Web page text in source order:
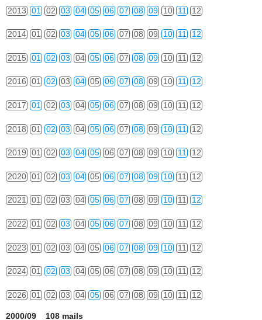
2013 01 02 03 04 05 06 07 08 09 10 11 12
2014 01 02 03 04 05 06 07 08 09 10 11 12
2015 01 02 03 04 05 06 07 08 09 10 11 12
2016 01 02 03 04 05 06 07 08 09 10 11 12
2017 01 02 03 04 05 06 07 08 09 10 11 12
2018 01 02 03 04 05 06 07 08 09 10 11 12
2019 01 02 03 04 05 06 07 08 09 10 11 12
2020 01 02 03 04 05 06 07 08 09 10 11 12
2021 01 02 03 04 05 06 07 08 09 10 11 12
2022 01 02 03 04 05 06 07 08 09 10 11 12
2023 01 02 03 04 05 06 07 08 09 10 11 12
2024 01 02 03 04 05 06 07 08 09 10 11 12
2026 01 02 03 04 05 06 07 08 09 10 11 12
2000/09 108 mails